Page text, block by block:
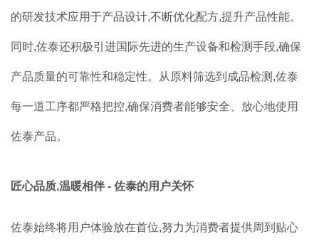
的研发技术应用于产品设计,不断优化配方,提升产品性能。
同时,佐泰还积极引进国际先进的生产设备和检测手段,确保
产品质量的可靠性和稳定性。从原料筛选到成品检测,佐泰
每一道工序都严格把控,确保消费者能够安全、放心地使用
佐泰产品。
匠心品质,温暖相伴 - 佐泰的用户关怀
佐泰始终将用户体验放在首位,努力为消费者提供周到贴心